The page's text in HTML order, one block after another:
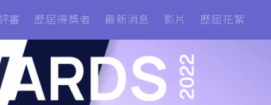
審 歷屆得獎者 最新消息 影片 歷屆花絮